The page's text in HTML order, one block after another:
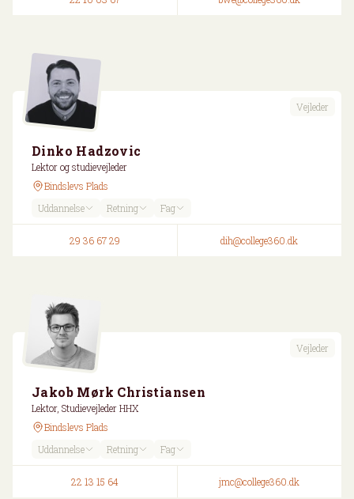
Vejleder
Dinko Hadzovic
Lektor og studievejleder
Bindslevs Plads
Uddannelse
Retning Fag
29 36 67 29 dih@college360.dk
Vejleder
Jakob Mørk Christiansen
Lektor, Studievejleder HHX
Bindslevs Plads
Uddannelse
Retning Fag
22 13 15 64 jmc@college360.dk